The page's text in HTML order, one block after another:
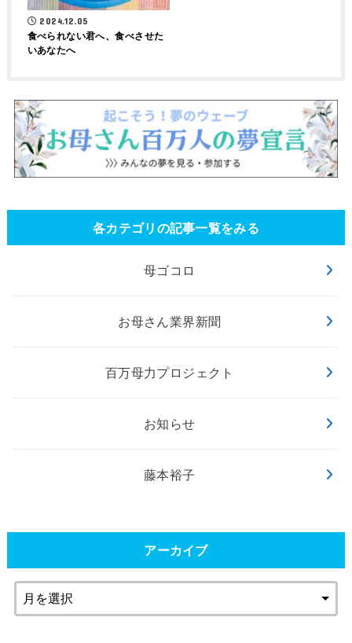
2024.12.05
食べられない君へ、食べさせた
いあなたへ
各カテゴリの記事一覧をみる
母ゴコロ
お母さん業界新聞
百万母力プロジェクト
お知らせ
藤本裕子
アーカイブ